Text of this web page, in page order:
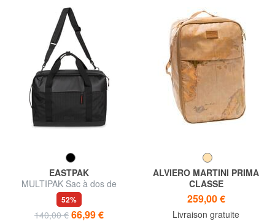
EASTPAK
MULTIPAK Sac à dos de
voyage avec bandoulière
52%
140,00 € 66,99 €
ALVIERO MARTINI PRIMA
CLASSE
GEO CLASSIC Sac à dos de
voyage sous-siège
259,00 €
Livraison gratuite